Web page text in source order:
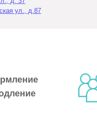
ул., д.87